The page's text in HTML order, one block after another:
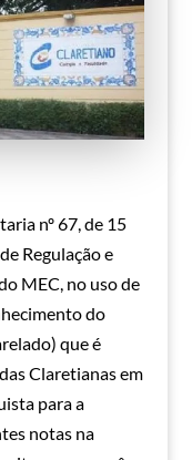
nº 67, de 15
Regulação e
MEC, no uso de
do
que é
Claretianas em
para a
notas na